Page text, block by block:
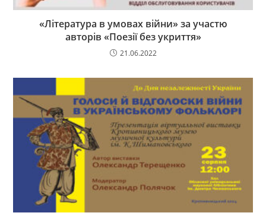
«Література в умовах війни» за участю
авторів «Поезії без укриття»
21.06.2022